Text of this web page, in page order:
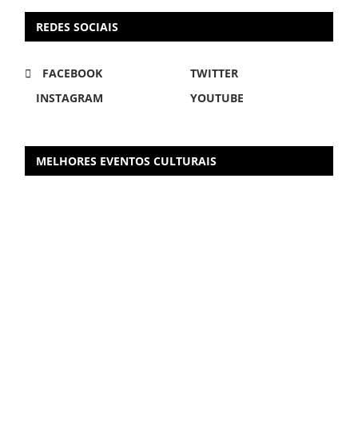
REDES SOCIAIS
FACEBOOK
TWITTER
INSTAGRAM
YOUTUBE
MELHORES EVENTOS CULTURAIS